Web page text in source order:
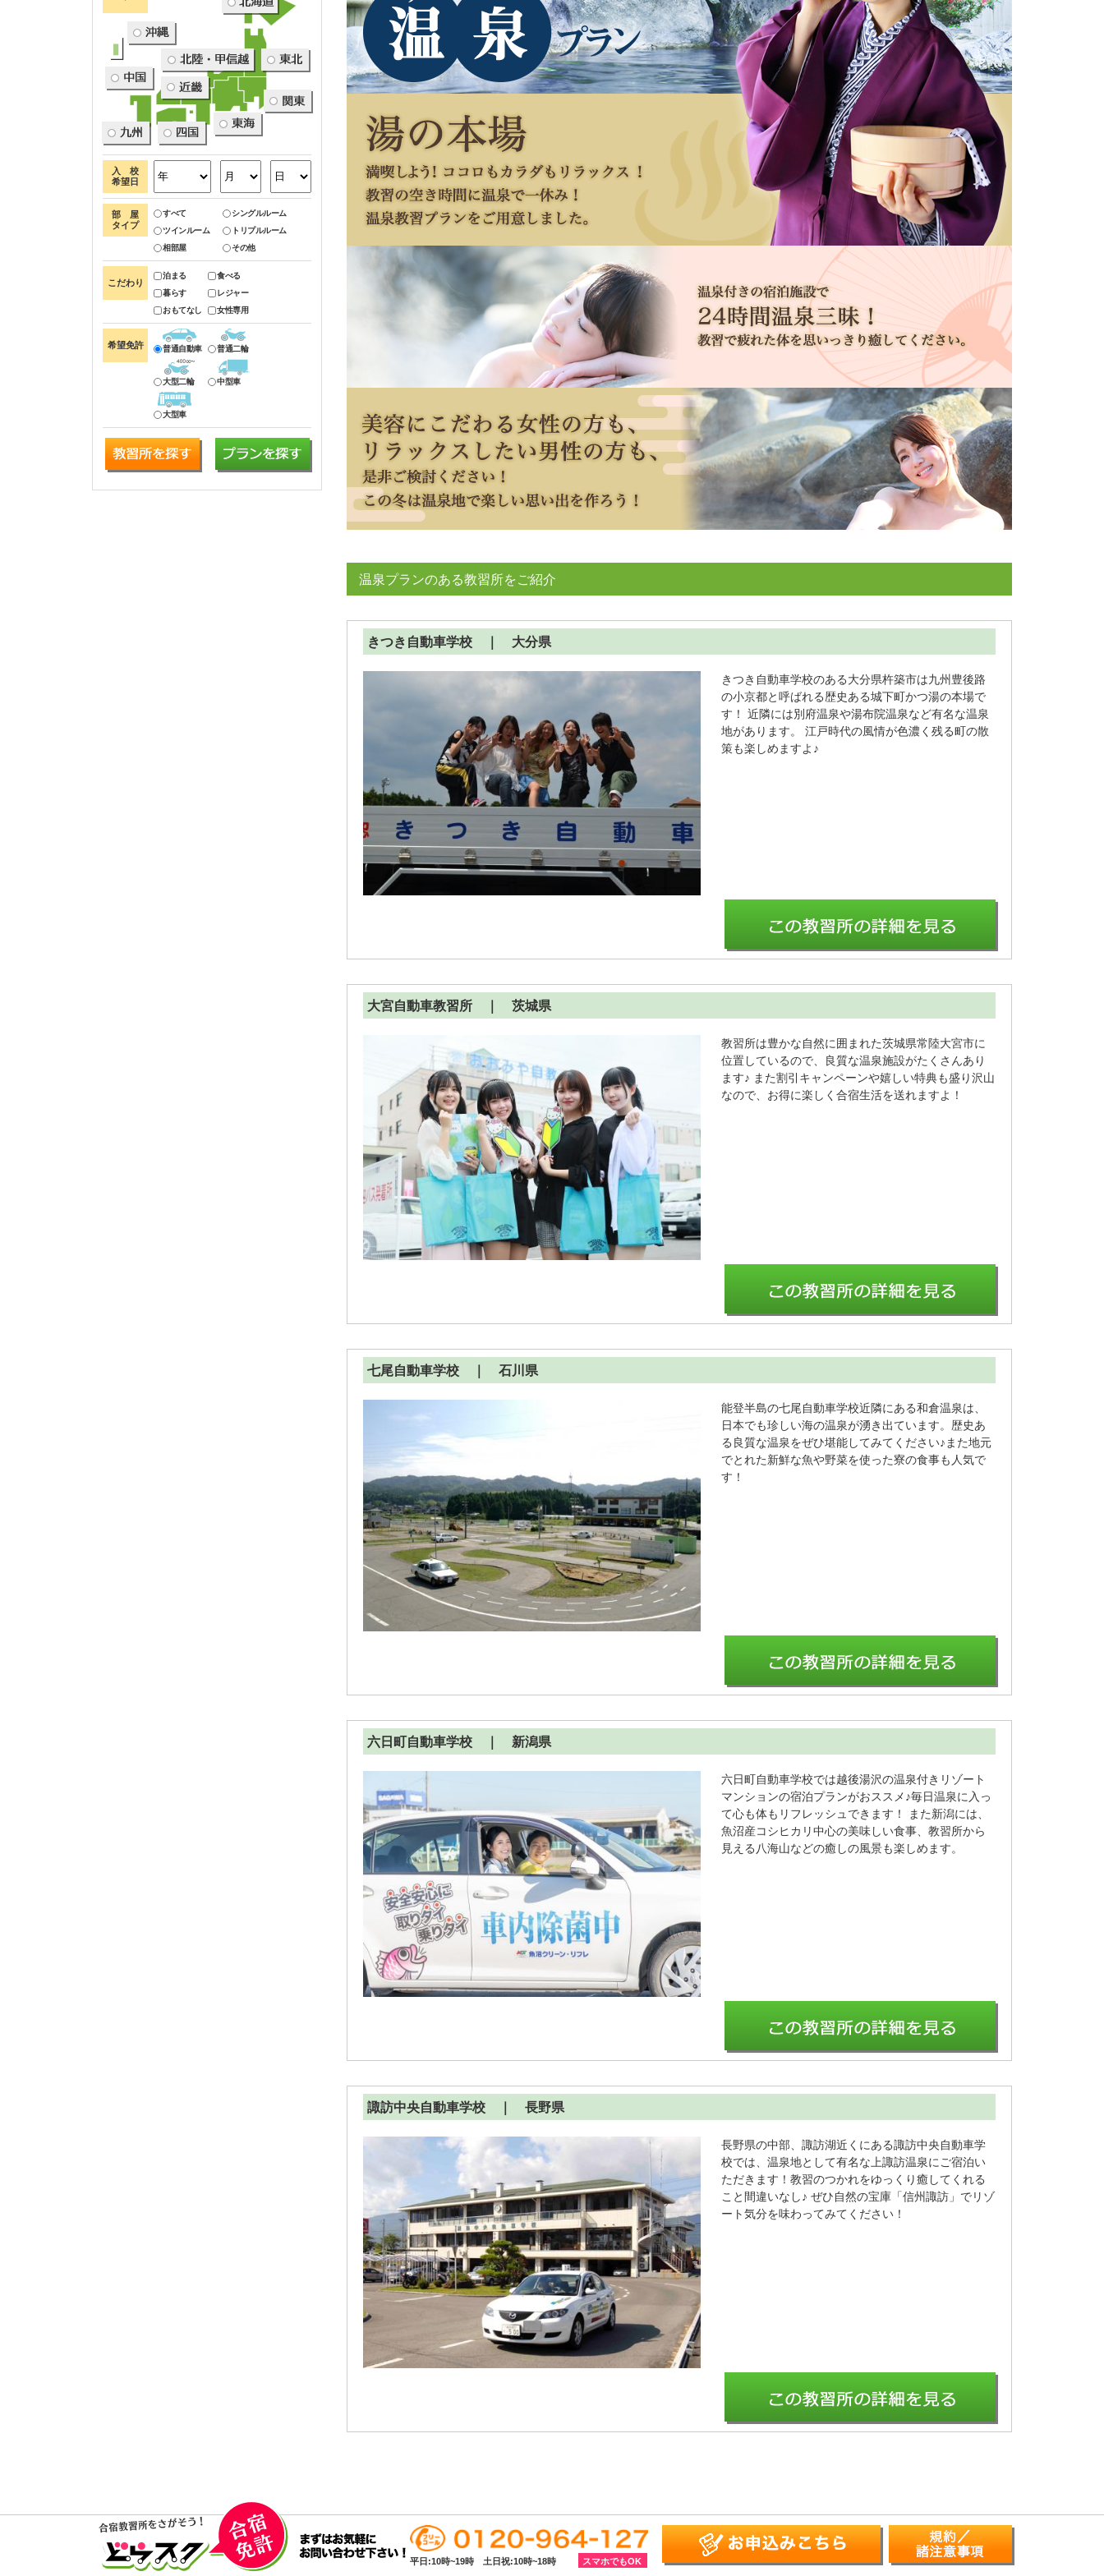
温泉プランのある教習所をご紹介
きつき自動車学校 ｜ 大分県
きつき自動車学校のある大分県杵築市は九州豊後路
の小京都と呼ばれる歴史ある城下町かつ湯の本場で
す！ 近隣には別府温泉や湯布院温泉など有名な温泉
地があります。 江戸時代の風情が色濃く残る町の散
策も楽しめますよ♪
大宮自動車教習所 ｜ 茨城県
教習所は豊かな自然に囲まれた茨城県常陸大宮市に
位置しているので、良質な温泉施設がたくさんあり
ます♪ また割引キャンペーンや嬉しい特典も盛り沢山
なので、お得に楽しく合宿生活を送れますよ！
七尾自動車学校 ｜ 石川県
能登半島の七尾自動車学校近隣にある和倉温泉は、
日本でも珍しい海の温泉が湧き出ています。歴史あ
る良質な温泉をぜひ堪能してみてください♪また地元
でとれた新鮮な魚や野菜を使った寮の食事も人気で
す！
六日町自動車学校 ｜ 新潟県
六日町自動車学校では越後湯沢の温泉付きリゾート
マンションの宿泊プランがおススメ♪毎日温泉に入っ
て心も体もリフレッシュできます！ また新潟には、
魚沼産コシヒカリ中心の美味しい食事、教習所から
見える八海山などの癒しの風景も楽しめます。
諏訪中央自動車学校 ｜ 長野県
長野県の中部、諏訪湖近くにある諏訪中央自動車学
校では、温泉地として有名な上諏訪温泉にご宿泊い
ただきます！教習のつかれをゆっくり癒してくれる
こと間違いなし♪ ぜひ自然の宝庫「信州諏訪」でリゾ
ート気分を味わってみてください！
入 校
希望日
部 屋
タイプ
すべて
シングルルーム
ツインルーム
トリプルルーム
相部屋
その他
こだわり
泊まる
食べる
暮らす
レジャー
おもてなし
女性専用
希望免許 普通自動車 普通二輪
大型二輪 中型車
大型車
平日:10時~19時 土日祝:10時~18時 スマホでもOK